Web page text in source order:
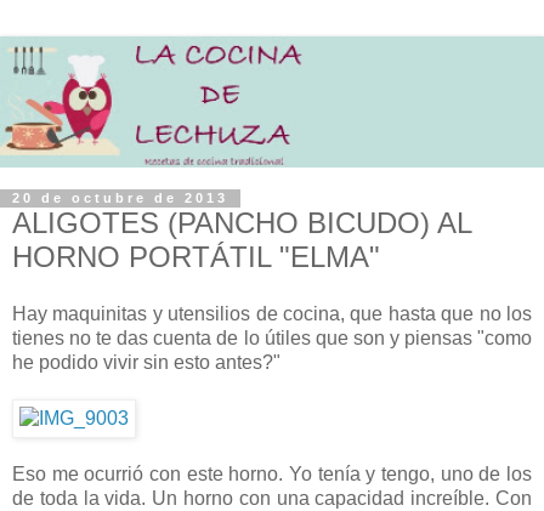
20 de octubre de 2013
ALIGOTES (PANCHO BICUDO) AL
HORNO PORTÁTIL "ELMA"
Hay maquinitas y utensilios de cocina, que hasta que no los
tienes no te das cuenta de lo útiles que son y piensas "como
he podido vivir sin esto antes?"
Eso me ocurrió con este horno. Yo tenía y tengo, uno de los
de toda la vida. Un horno con una capacidad increíble. Con